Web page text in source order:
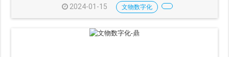
2024-01-15 文物数字化